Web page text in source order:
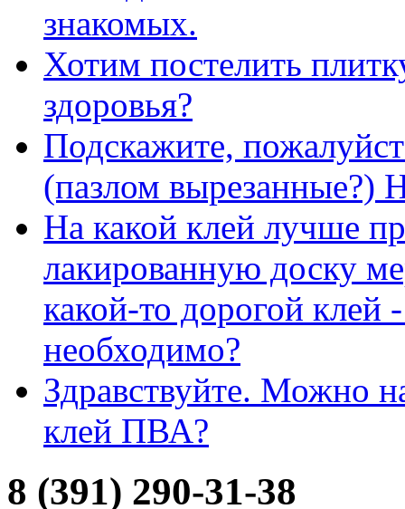
знакомых.
Хотим постелить
здоровья?
Подскажите,
(пазлом вырезанные?)
На какой клей лучше
лакированную доску
какой-то дорогой клей
необходимо?
Здравствуйте. Можно
клей ПВА?
8 (391) 290-31-38